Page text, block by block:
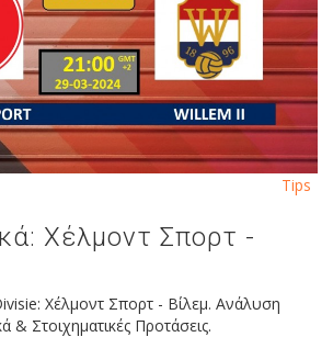
Χέλμοντ Σπορτ -
Χέλμοντ Σπορτ - Βίλεμ. Ανάλυση
Στοιχηματικές Προτάσεις.
Tips